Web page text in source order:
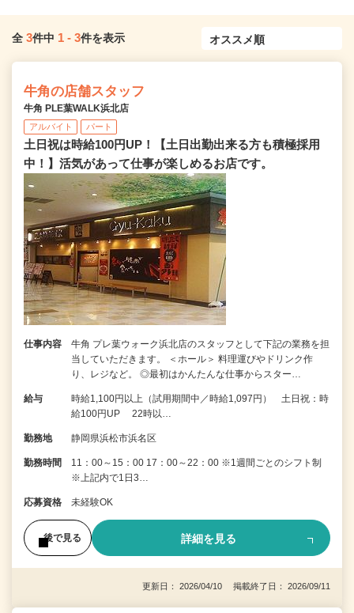
全 3件中 1 - 3件を表示
牛角の店舗スタッフ
牛角 PLE葉WALK浜北店
アルバイト パート
土日祝は時給100円UP！【土日出勤出来る方も積極採用
中！】活気があって仕事が楽しめるお店です。
仕事内容
牛角 プレ葉ウォーク浜北店のスタッフとして下記の業務を担
当していただきます。 ＜ホール＞ 料理運びやドリンク作
り、レジなど。 ◎最初はかんたんな仕事からスター…
給与
時給1,100円以上（試用期間中／時給1,097円） 土日祝：時
給100円UP 22時以…
勤務地 静岡県浜松市浜名区
勤務時間
11：00～15：00 17：00～22：00 ※1週間ごとのシフト制
※上記内で1日3…
応募資格 未経験OK
後で見る 詳細を見る
更新日： 2026/04/10 掲載終了日： 2026/09/11